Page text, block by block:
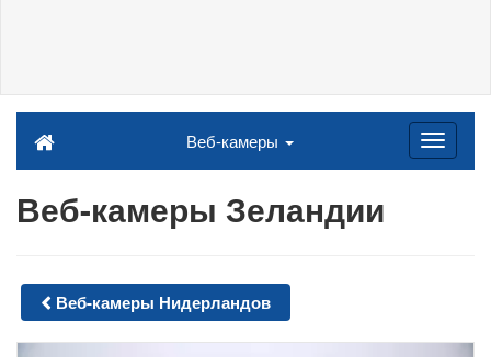
Веб-камеры
Веб-камеры Зеландии
Веб-камеры Нидерландов